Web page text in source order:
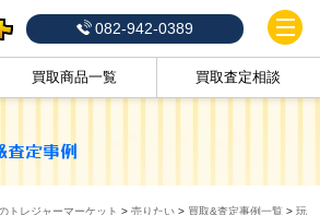
082-942-0389
買取商品一覧 買取査定相談
査定事例
トレジャーマーケット > 売りたい> 買取&査定事例一覧 > 玩